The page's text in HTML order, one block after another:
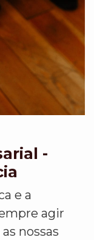
-
e a
agir
nossas